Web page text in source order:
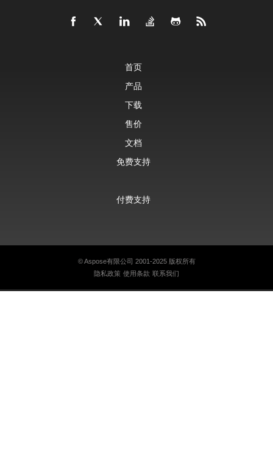
首页
产品
下载
售价
文档
免费支持
付费支持
©Aspose有限公司 2001-2025 版权所有
隐私政策 使用条款 联系我们